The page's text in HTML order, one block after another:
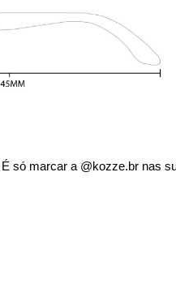
só marcar a @kozze.br nas